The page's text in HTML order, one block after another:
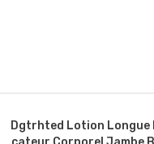
Dgtrhted Lotion Longue